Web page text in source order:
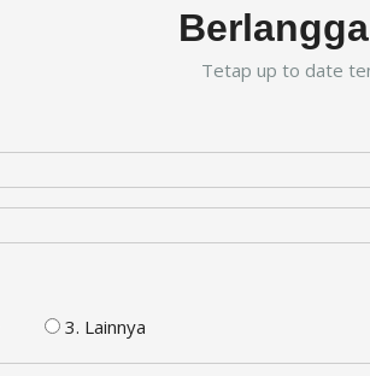
Tetap up to date
3. Lainnya